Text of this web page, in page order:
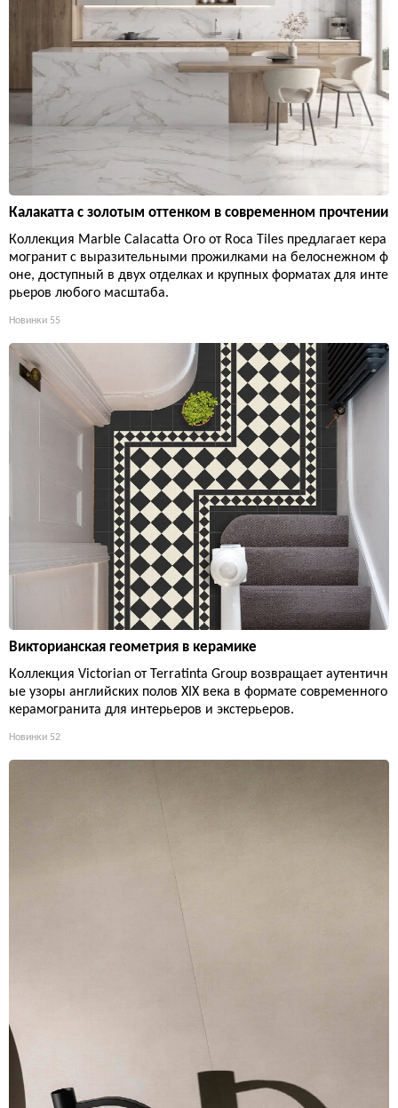
Калакатта с золотым оттенком в современном прочтении
Коллекция Marble Calacatta Oro от Roca Tiles предлагает кера
могранит с выразительными прожилками на белоснежном ф
оне, доступный в двух отделках и крупных форматах для инте
рьеров любого масштаба.
Новинки 55
Викторианская геометрия в керамике
Коллекция Victorian от Terratinta Group возвращает аутентичн
ые узоры английских полов XIX века в формате современного
керамогранита для интерьеров и экстерьеров.
Новинки 52